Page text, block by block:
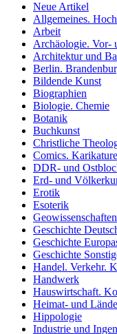
Neue Artikel
Allgemeines.
Arbeit
Archäologie. Vor-
Architektur und
Berlin.
Bildende Kunst
Biographien
Biologie. Chemie
Botanik
Buchkunst
Christliche
Comics.
DDR- und
Erd- und
Erotik
Esoterik
Geschichte
Geschichte
Geschichte
Handel. Verkehr.
Handwerk
Hauswirtschaft.
Heimat- und
Hippologie
Industrie und